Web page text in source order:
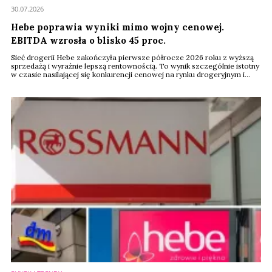
Hebe poprawia wyniki mimo wojny cenowej.
EBITDA wzrosła o blisko 45 proc.
Sieć drogerii Hebe zakończyła pierwsze półrocze 2026 roku z wyższą
sprzedażą i wyraźnie lepszą rentownością. To wynik szczególnie istotny
w czasie nasilającej się konkurencji cenowej na rynku drogeryjnym i
30.07.2026